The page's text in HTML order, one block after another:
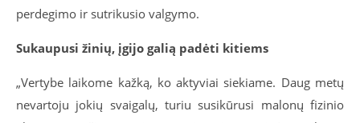
perdegimo ir sutrikusio valgymo.
Sukaupusi žinių, įgijo galią padėti kitiems
„Vertybe laikome kažką, ko aktyviai siekiame. Daug metų
nevartoju jokių svaigalų, turiu susikūrusi malonų fizinio